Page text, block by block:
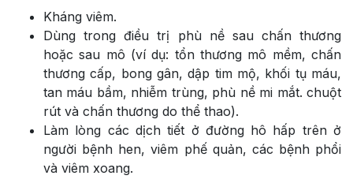
Kháng viêm.
Dùng trong điều trị phù nề sau chấn thương
hoặc sau mô (ví dụ: tổn thương mô mềm, chấn
thương cấp, bong gân, dập tim mộ, khối tụ máu,
tan máu bầm, nhiễm trùng, phù nề mi mắt. chuột
rút và chấn thương do thể thao).
Làm lòng các dịch tiết ở đường hô hấp trên ở
người bệnh hen, viêm phế quản, các bệnh phổi
và viêm xoang.